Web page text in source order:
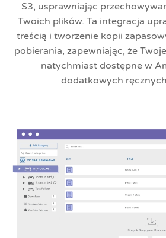
S3, usprawniając
Twoich plików. Ta integracja
treścią i tworzenie kopii
pobierania, zapewniając, że
natychmiast dostępne w
dodatkowych